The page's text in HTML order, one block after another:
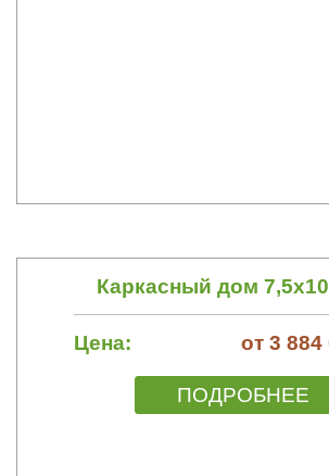
Каркасный дом
Цена: от 3 884
ПОДРОБНЕЕ